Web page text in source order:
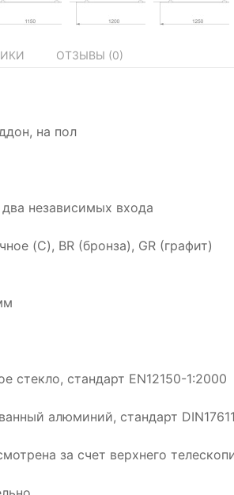
ОТЗЫВЫ (0)
на пол
независимых входа
(C), BR (бронза), GR (графит)
стекло, стандарт EN12150-1:2000
алюминий, стандарт
за счет верхнего